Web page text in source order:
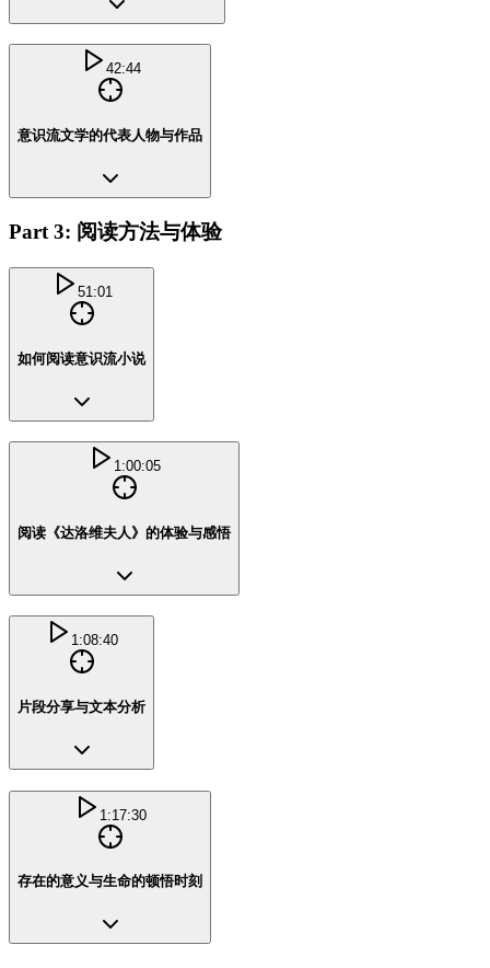
42:44
意识流文学的代表人物与作品
Part 3: 阅读方法与体验
51:01
如何阅读意识流小说
1:00:05
阅读《达洛维夫人》的体验与感悟
1:08:40
片段分享与文本分析
1:17:30
存在的意义与生命的顿悟时刻